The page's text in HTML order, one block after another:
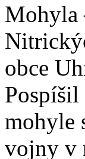
Mohyla
obce
mohyle
vojny v